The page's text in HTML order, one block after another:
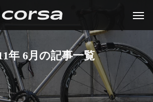
年 6月の記事一覧